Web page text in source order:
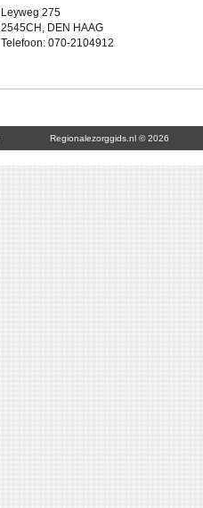
Leyweg 275
2545CH, DEN HAAG
Telefoon: 070-2104912
Regionalezorggids.nl © 2026